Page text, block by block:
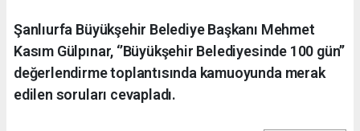
Şanlıurfa Büyükşehir Belediye Başkanı Mehmet
Kasım Gülpınar, ‘’Büyükşehir Belediyesinde 100 gün’’
değerlendirme toplantısında kamuoyunda merak
edilen soruları cevapladı.